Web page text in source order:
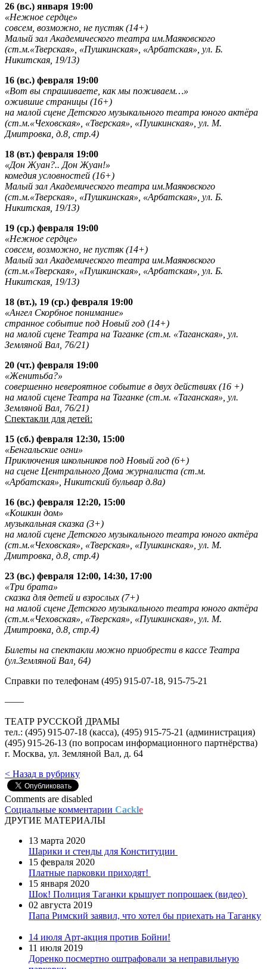
26 (вс.) января 19:00
«Нежное сердце»
совсем, возможно, не пустяк (14+)
Малый зал Академического театра им.Маяковского
(ст.м.«Тверская», «Пушкинская», «Арбатская», ул. Б.
Никитская, 19/13)
16 (вс.) февраля 19:00
«Вот вы спрашиваете, как мы поживаем…»
ожившие страницы (16+)
на малой сцене Детского музыкального театра юного актёра
(ст.м.«Чеховская», «Тверская», «Пушкинская», ул. М.
Дмитровка, д.8, стр.4)
18 (вт.) февраля 19:00
«Дон Жуан?.. Дон Жуан!»
комедия условностей (16+)
Малый зал Академического театра им.Маяковского
(ст.м.«Тверская», «Пушкинская», «Арбатская», ул. Б.
Никитская, 19/13)
19 (ср.) февраля 19:00
«Нежное сердце»
совсем, возможно, не пустяк (14+)
Малый зал Академического театра им.Маяковского
(ст.м.«Тверская», «Пушкинская», «Арбатская», ул. Б.
Никитская, 19/13)
18 (вт.), 19 (ср.) февраля 19:00
«Ангел Скорбное понимание»
странное событие под Новый год (14+)
на малой сцене Театра на Таганке (ст.м. «Таганская», ул.
Земляной Вал, 76/21)
20 (чт.) февраля 19:00
«Женитьба?»
совершенно невероятное событие в двух действиях (16 +)
на малой сцене Театра на Таганке (ст.м. «Таганская», ул.
Земляной Вал, 76/21)
Спектакли для детей:
15 (сб.) февраля 12:30, 15:00
«Бенгальские огни»
Приключения школьников под Новый год (6+)
на сцене Центрального Дома журналиста (ст.м.
«Арбатская», Никитский бульвар д.8а)
16 (вс.) февраля 12:20, 15:00
«Кошкин дом»
музыкальная сказка (3+)
на малой сцене Детского музыкального театра юного актёра
(ст.м.«Чеховская», «Тверская», «Пушкинская», ул. М.
Дмитровка, д.8, стр.4)
23 (вс.) февраля 12:00, 14:30, 17:00
«Три брата»
сказка для детей и взрослых (7+)
на малой сцене Детского музыкального театра юного актёра
(ст.м.«Чеховская», «Тверская», «Пушкинская», ул. М.
Дмитровка, д.8, стр.4)
Билеты на спектакли можно приобрести в кассе Театра
(ул.Земляной Вал, 64)
Справки по телефонам (495) 915-07-18, 915-75-21
——
ТЕАТР РУССКОЙ ДРАМЫ
тел.: (495) 915-07-18 (касса), (495) 915-75-21 (администрация)
(495) 915-26-13 (по вопросам информационного партнёрства)
г. Москва, ул. Земляной Вал, д. 64
< Назад в рубрику
Comments are disabled
Социальные комментарии Cackle
ДРУГИЕ МАТЕРИАЛЫ
13 марта 2020
Шарики и стенды для Конституции
15 февраля 2020
Платные парковки приходят!
15 января 2020
Шок! Полиция Таганки крышует попрошаек (видео)
02 августа 2019
Папа Римский заявил, что хотел бы приехать на Таганку
14 июля Арт-акция против Бойни!
11 июля 2019
Доренко посмертно оштрафовали за неправильную